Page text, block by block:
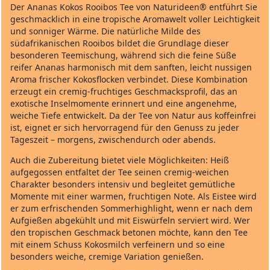
Der Ananas Kokos Rooibos Tee von Naturideen® entführt Sie
geschmacklich in eine tropische Aromawelt voller Leichtigkeit
und sonniger Wärme. Die natürliche Milde des
südafrikanischen Rooibos bildet die Grundlage dieser
besonderen Teemischung, während sich die feine Süße
reifer Ananas harmonisch mit dem sanften, leicht nussigen
Aroma frischer Kokosflocken verbindet. Diese Kombination
erzeugt ein cremig-fruchtiges Geschmacksprofil, das an
exotische Inselmomente erinnert und eine angenehme,
weiche Tiefe entwickelt. Da der Tee von Natur aus koffeinfrei
ist, eignet er sich hervorragend für den Genuss zu jeder
Tageszeit – morgens, zwischendurch oder abends.
Auch die Zubereitung bietet viele Möglichkeiten: Heiß
aufgegossen entfaltet der Tee seinen cremig-weichen
Charakter besonders intensiv und begleitet gemütliche
Momente mit einer warmen, fruchtigen Note. Als Eistee wird
er zum erfrischenden Sommerhighlight, wenn er nach dem
Aufgießen abgekühlt und mit Eiswürfeln serviert wird. Wer
den tropischen Geschmack betonen möchte, kann den Tee
mit einem Schuss Kokosmilch verfeinern und so eine
besonders weiche, cremige Variation genießen.